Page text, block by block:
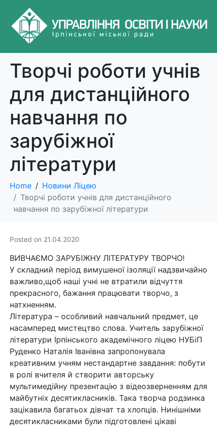
Творчі роботи учнів
для дистанційного
навчання по
зарубіжної
літератури
Home
Новини Ліцею
Творчі роботи учнів для дистанційного
навчання по зарубіжної літератури
Posted on 21.04.2020
ВИВЧАЄМО ЗАРУБІЖНУ ЛІТЕРАТУРУ ТВОРЧО!
У складний період вимушеної ізоляції надзвичайно
важливо,щоб наші учні не втратили відчуття
прекрасного, бажання працювати творчо, з
натхненням.
Література – особливий навчальний предмет, це
насамперед мистецтво слова. Учитель зарубіжної
літератури Ірпінського академічного ліцею НУБіП
Руденко Наталія Іванівна запропонувала
креативним учням нестандартне завдання: побути
в ролі вчителя й створити авторську
мультимедійну презентацію з відеозверненням для
майбутніх десятикласників. Така творча родзинка
зацікавила багатьох дівчат та хлопців. Нинішніми
десятикласниками були підготовлені цікаві